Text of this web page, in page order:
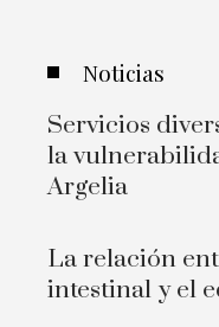
Noticias
Servicios
la
Argelia
La relación
intestinal y el